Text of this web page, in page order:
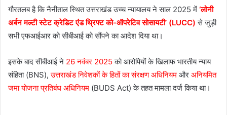
गौरतलब है कि नैनीताल स्थित उत्तराखंड उच्च न्यायालय ने साल 2025 में ‘लोनी
अर्बन मल्टी स्टेट क्रेडिट एंड थ्रिफ्ट को-ऑपरेटिव सोसायटी’ (LUCC) से जुड़ी
सभी एफआईआर को सीबीआई को सौंपने का आदेश दिया था।
इसके बाद सीबीआई ने 26 नवंबर 2025 को आरोपियों के खिलाफ भारतीय न्याय
संहिता (BNS),उत्तराखंड निवेशकों के हितों का संरक्षण अधिनियम और अनियमित
जमा योजना प्रतिबंध अधिनियम (BUDS Act) के तहत मामला दर्ज किया था।